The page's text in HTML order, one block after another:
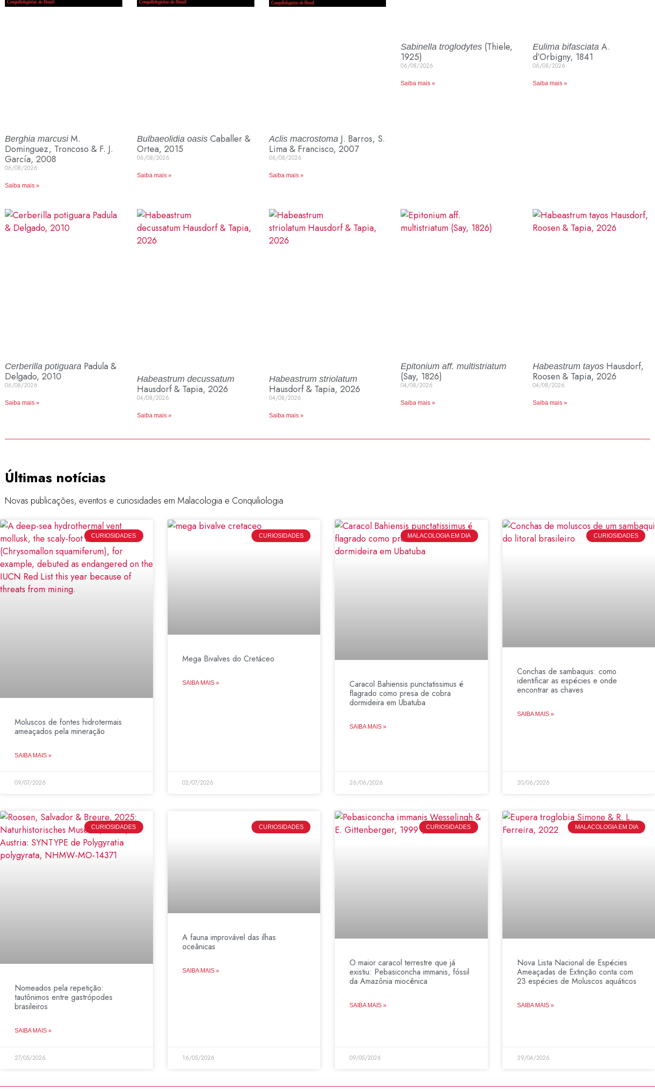
Berghia marcusiM.
Dominguez, Troncoso & F. J.
García, 2008
06/08/2026
Saiba mais »
Bulbaeolidia oasisCaballer &
Ortea, 2015
06/08/2026
Saiba mais »
Aclis macrostomaJ. Barros, S.
Lima & Francisco, 2007
06/08/2026
Saiba mais »
Sabinella troglodytes (Thiele,
1925)
06/08/2026
Saiba mais »
Eulima bifasciata A.
d’Orbigny, 1841
06/08/2026
Saiba mais »
Cerberilla potiguara Padula &
Delgado, 2010
06/08/2026
Saiba mais »
Habeastrum decussatum
Hausdorf & Tapia, 2026
04/08/2026
Saiba mais »
Habeastrum striolatum
Hausdorf & Tapia, 2026
04/08/2026
Saiba mais »
Epitonium aff. multistriatum
(Say, 1826)
04/08/2026
Saiba mais »
Habeastrum tayos Hausdorf,
Roosen & Tapia, 2026
04/08/2026
Saiba mais »
Últimas notícias
Novas publicações, eventos e curiosidades em Malacologia e Conquiliologia
CURIOSIDADES
Moluscos de fontes hidrotermais
ameaçados pela mineração
SAIBA MAIS »
09/07/2026
CURIOSIDADES
Mega Bivalves do Cretáceo
SAIBA MAIS »
02/07/2026
MALACOLOGIA EM DIA
Caracol Bahiensis punctatissimus é
flagrado como presa de cobra
dormideira em Ubatuba
SAIBA MAIS »
26/06/2026
CURIOSIDADES
Conchas de sambaquis: como
identificar as espécies e onde
encontrar as chaves
SAIBA MAIS »
20/06/2026
CURIOSIDADES
Nomeados pela repetição:
tautônimos entre gastrópodes
brasileiros
SAIBA MAIS »
27/05/2026
CURIOSIDADES
A fauna improvável das ilhas
oceânicas
SAIBA MAIS »
16/05/2026
CURIOSIDADES
O maior caracol terrestre que já
existiu: Pebasiconcha immanis, fóssil
da Amazônia miocênica
SAIBA MAIS »
09/05/2026
MALACOLOGIA EM DIA
Nova Lista Nacional de Espécies
Ameaçadas de Extinção conta com
23 espécies de Moluscos aquáticos
SAIBA MAIS »
29/04/2026